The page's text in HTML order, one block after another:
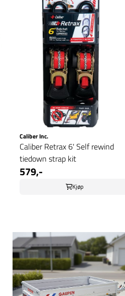
Caliber Inc.
Caliber Retrax 6' Self rewind
tiedown strap kit
579,-
Kjøp